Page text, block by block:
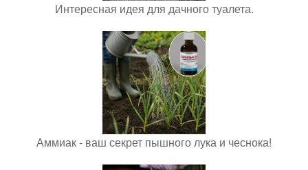
Интересная идея для дачного туалета.
Аммиак - ваш секрет пышного лука и чеснока!